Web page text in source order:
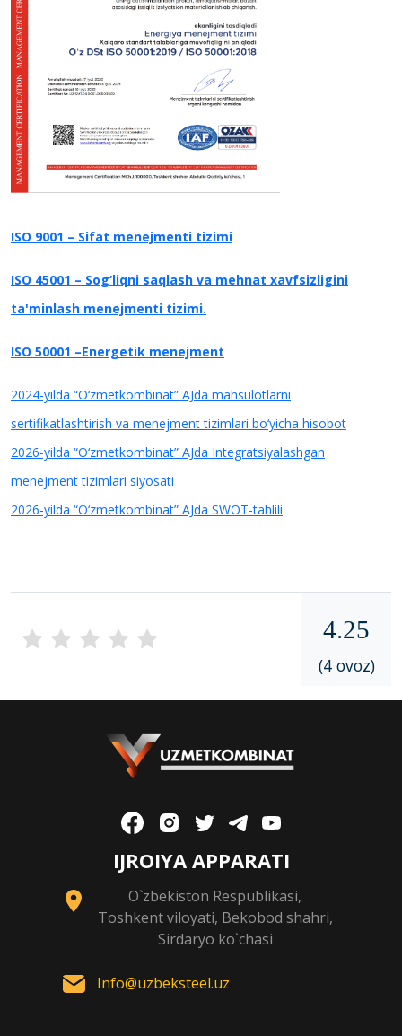
ISO 9001 – Sifat menejmenti tizimi
ISO 45001 – Sog‘liqni saqlash va mehnat xavfsizligini
ta'minlash menejmenti tizimi.
ISO 50001 –Energetik menejment
2024-yilda “O‘zmetkombinat” AJda mahsulotlarni
sertifikatlashtirish va menejment tizimlari bo‘yicha hisobot
2026-yilda “O‘zmetkombinat” AJda Integratsiyalashgan
menejment tizimlari siyosati
2026-yilda “O‘zmetkombinat” AJda SWOT-tahlili
4.25
(4 ovoz)
IJROIYA APPARATI
O`zbekiston Respublikasi,
Toshkent viloyati, Bekobod shahri,
Sirdaryo ko`chasi
Info@uzbeksteel.uz